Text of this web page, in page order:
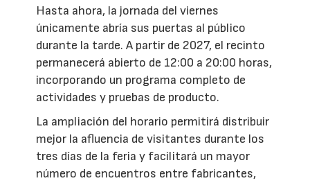
Hasta ahora, la jornada del viernes
únicamente abría sus puertas al público
durante la tarde. A partir de 2027, el recinto
permanecerá abierto de 12:00 a 20:00 horas,
incorporando un programa completo de
actividades y pruebas de producto.
La ampliación del horario permitirá distribuir
mejor la afluencia de visitantes durante los
tres días de la feria y facilitará un mayor
número de encuentros entre fabricantes,